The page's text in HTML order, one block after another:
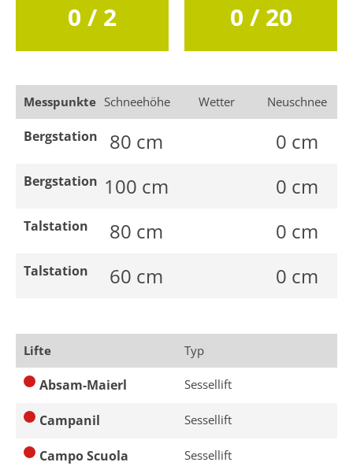
0 / 2 0 / 20
Messpunkte Schneehöhe Wetter Neuschnee
Bergstation 80 cm 0 cm
Bergstation 100 cm 0 cm
Talstation 80 cm 0 cm
Talstation 60 cm 0 cm
Lifte Typ
Absam-Maierl Sessellift
Campanil Sessellift
Campo Scuola
Sessellift